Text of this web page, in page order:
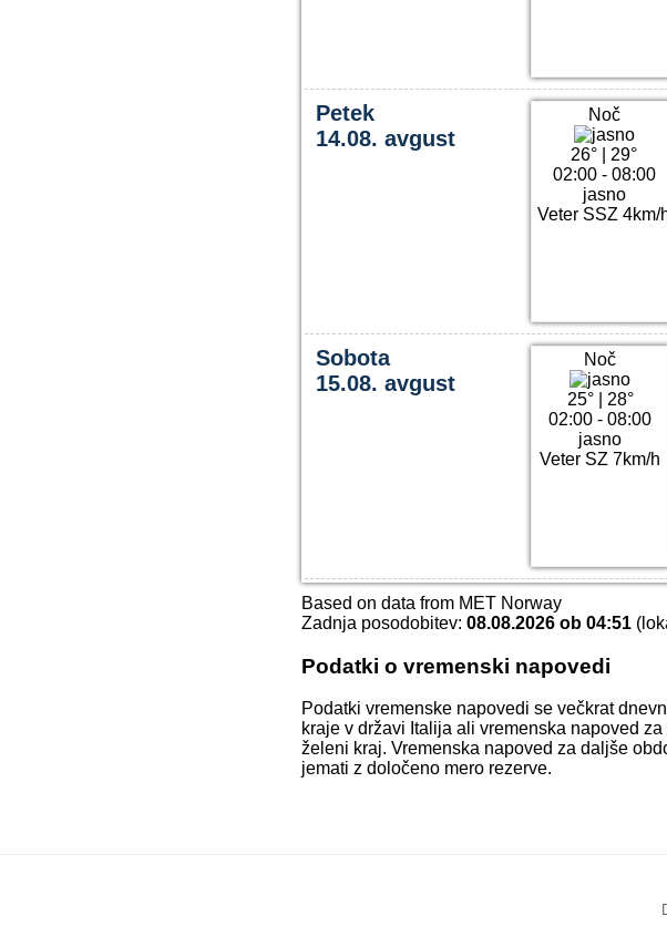
Petek
14.08. avgust
Noč
26°
29°
02:00 - 08:00
jasno
Veter SSZ 4km/
Sobota
15.08. avgust
Noč
25°| 28°
02:00 - 08:00
jasno
Veter SZ 7km/h
Based on data from MET Norway
Zadnja posodobitev: 08.08.2026 ob 04:51
Podatki o vremenski napovedi
Podatki vremenske napovedi se večkrat
kraje v državi Italija ali vremenska napoved
želeni kraj. Vremenska napoved za daljše
jemati z določeno mero rezerve.